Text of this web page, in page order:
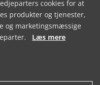
efter åreladningen.
cookies for at
produkter og tjenester,
og marketingsmæssige
Læs mere